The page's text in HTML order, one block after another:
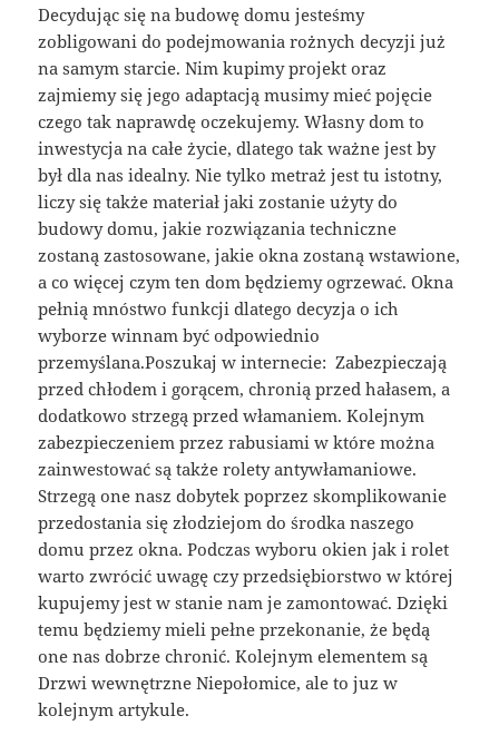
Decydując się na budowę domu jesteśmy
zobligowani do podejmowania rożnych decyzji już
na samym starcie. Nim kupimy projekt oraz
zajmiemy się jego adaptacją musimy mieć pojęcie
czego tak naprawdę oczekujemy. Własny dom to
inwestycja na całe życie, dlatego tak ważne jest by
był dla nas idealny. Nie tylko metraż jest tu istotny,
liczy się także materiał jaki zostanie użyty do
budowy domu, jakie rozwiązania techniczne
zostaną zastosowane, jakie okna zostaną wstawione,
a co więcej czym ten dom będziemy ogrzewać. Okna
pełnią mnóstwo funkcji dlatego decyzja o ich
wyborze winnam być odpowiednio
przemyślana.Poszukaj w internecie: Zabezpieczają
przed chłodem i gorącem, chronią przed hałasem, a
dodatkowo strzegą przed włamaniem. Kolejnym
zabezpieczeniem przez rabusiami w które można
zainwestować są także rolety antywłamaniowe.
Strzegą one nasz dobytek poprzez skomplikowanie
przedostania się złodziejom do środka naszego
domu przez okna. Podczas wyboru okien jak i rolet
warto zwrócić uwagę czy przedsiębiorstwo w której
kupujemy jest w stanie nam je zamontować. Dzięki
temu będziemy mieli pełne przekonanie, że będą
one nas dobrze chronić. Kolejnym elementem są
Drzwi wewnętrzne Niepołomice, ale to juz w
kolejnym artykule.